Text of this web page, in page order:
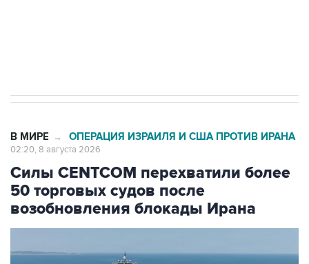
Силы CENTCOM перехватили более
50 торговых судов после
возобновления блокады Ирана